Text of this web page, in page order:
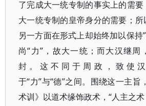
了完成大一统专制的事实上的需
大一统专制的皇帝身分的需要；所
另一方面在形式上却始终加以保持
尚“力”，故大一统；而大汉继周
封。这不同于周政，致使
于“力”与“德”之间。围绕这一主旨
术训》以道术缘饰政术，“人主之